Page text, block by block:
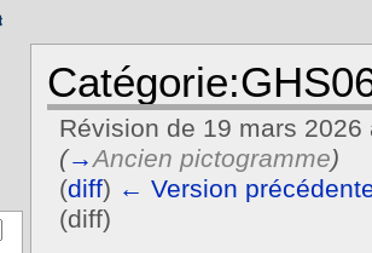
Révision de 19 mars
(→Ancien pictogramme)
(diff) ← Version
(diff)